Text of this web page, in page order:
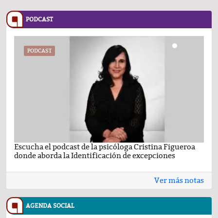
PODCAST
PODCAST
Escucha el podcast de la psicóloga Cristina Figueroa
donde aborda la Identificación de excepciones
Ver más notas
AGENDA SOCIAL